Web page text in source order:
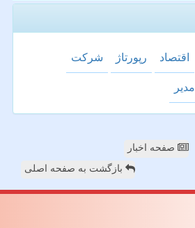
اقتصاد رپورتاژ شركت
مدیر
صفحه اخبار
بازگشت به صفحه اصلی